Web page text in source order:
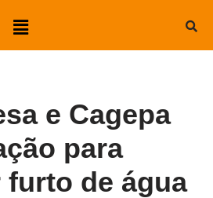
e Cagepa
para
furto de água